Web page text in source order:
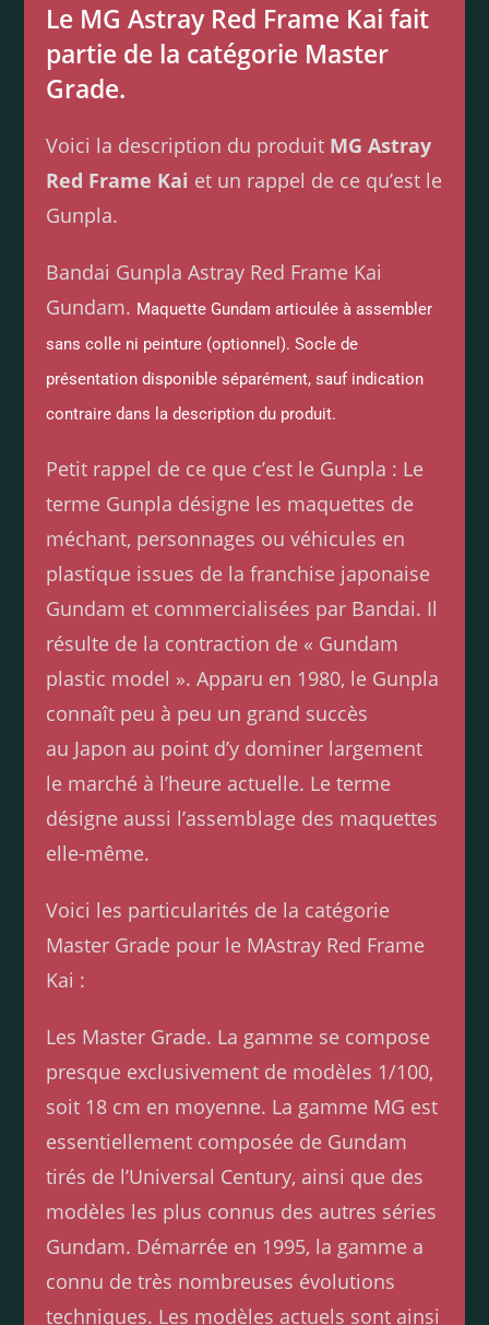
Le MG Astray Red Frame Kai fait
partie de la catégorie Master
Grade.
Voici la description du produit MG Astray
Red Frame Kai et un rappel de ce qu’est le
Gunpla.
Bandai Gunpla Astray Red Frame Kai
Gundam. Maquette Gundam articulée à assembler
sans colle ni peinture (optionnel). Socle de
présentation disponible séparément, sauf indication
contraire dans la description du produit.
Petit rappel de ce que c’est le Gunpla : Le
terme Gunpla désigne les maquettes de
méchant, personnages ou véhicules en
plastique issues de la franchise japonaise
Gundam et commercialisées par Bandai. Il
résulte de la contraction de « Gundam
plastic model ». Apparu en 1980, le Gunpla
connaît peu à peu un grand succès
au Japon au point d’y dominer largement
le marché à l’heure actuelle. Le terme
désigne aussi l’assemblage des maquettes
elle-même.
Voici les particularités de la catégorie
Master Grade pour le MAstray Red Frame
Kai :
Les Master Grade. La gamme se compose
presque exclusivement de modèles 1/100,
soit 18 cm en moyenne. La gamme MG est
essentiellement composée de Gundam
tirés de l’Universal Century, ainsi que des
modèles les plus connus des autres séries
Gundam. Démarrée en 1995, la gamme a
connu de très nombreuses évolutions
techniques. Les modèles actuels sont ainsi